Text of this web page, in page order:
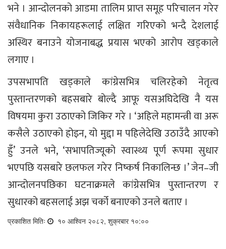
भने । आन्दोलनको आडमा तालिम प्राप्त समूह परिचालन गरेर
संवैधानिक निकायहरूलाई लक्षित गरिएको भन्दै देशलाई
अस्थिर बनाउने योजनाबद्ध प्रयास भएको आरोप खड्काले
लगाए ।
उपसभापति खड्काले कांग्रेसभित्र चलिरहेको नेतृत्व
पुस्तान्तरणको बहसबारे बोल्दै आफू यसअघिदेखि नै यस
विषयमा कुरा उठाएको जिकिर गरे । ‘अहिले महामन्त्री वा अरू
कसैले उठाएको होइन, यो मुद्दा म पहिलेदेखि उठाउँदै आएको
हुँ’ उनले भने, ‘सभापतिज्यूको स्वास्थ्य पूर्ण रूपमा सुधार
भएपछि यसबारे छलफल गरेर निष्कर्ष निकालिन्छ ।’ जेन–जी
आन्दोलनपछिका घटनाक्रमले कांग्रेसभित्र पुस्तान्तरण र
सुधारको बहसलाई अझ चर्को बनाएको उनले बताए ।
प्रकाशित मितिः १० आश्विन २०८२, शुक्रबार १०:००